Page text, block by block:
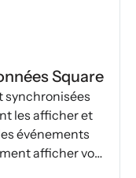
Square
synchronisées
les afficher et
événements
afficher vos